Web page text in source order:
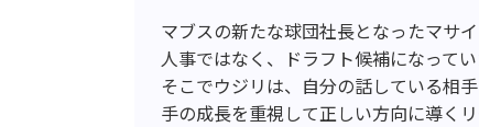
マブスの新たな球団社長となったマサ
人事ではなく、ドラフト候補になって
そこでウジリは、自分の話している相
手の成長を重視して正しい方向に導く